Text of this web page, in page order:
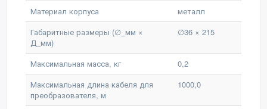
Материал корпуса
металл
Габаритные размеры (∅_мм ×
Д_мм)
∅36 × 215
Максимальная масса, кг
0,2
Максимальная длина кабеля для
преобразователя, м
1000,0